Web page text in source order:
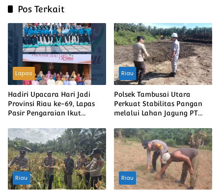
Pos Terkait
Lapas
Hadiri Upacara Hari Jadi
Provinsi Riau ke-69, Lapas
Pasir Pengaraian Ikut
Tingkat Kabupaten Rokan
Hulu
Riau
Polsek Tambusai Utara
Perkuat Stabilitas Pangan
melalui Lahan Jagung PT
Ketahanan Pangan Nasional
Riau Riau